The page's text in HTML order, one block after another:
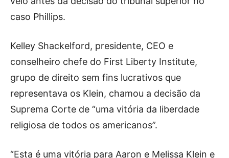
caso Phillips.
Kelley Shackelford, presidente, CEO e
conselheiro chefe do First Liberty Institute,
grupo de direito sem fins lucrativos que
representava os Klein, chamou a decisão da
Suprema Corte de “uma vitória da liberdade
religiosa de todos os americanos”.
“Esta é uma vitória para Aaron e Melissa Klein e